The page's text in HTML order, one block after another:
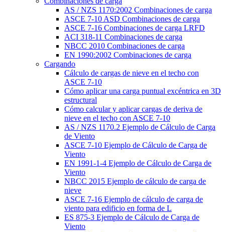
AS / NZS 1170:2002 Combinaciones de carga
ASCE 7-10 ASD Combinaciones de carga
ASCE 7-16 Combinaciones de carga LRFD
ACI 318-11 Combinaciones de carga
NBCC 2010 Combinaciones de carga
EN 1990:2002 Combinaciones de carga
Cargando
Cálculo de cargas de nieve en el techo con
ASCE 7-10
Cómo aplicar una carga puntual excéntrica en 3D
estructural
Cómo calcular y aplicar cargas de deriva de
nieve en el techo con ASCE 7-10
AS / NZS 1170.2 Ejemplo de Cálculo de Carga
de Viento
ASCE 7-10 Ejemplo de Cálculo de Carga de
Viento
EN 1991-1-4 Ejemplo de Cálculo de Carga de
Viento
NBCC 2015 Ejemplo de cálculo de carga de
nieve
ASCE 7-16 Ejemplo de cálculo de carga de
viento para edificio en forma de L
ES 875-3 Ejemplo de Cálculo de Carga de
Viento